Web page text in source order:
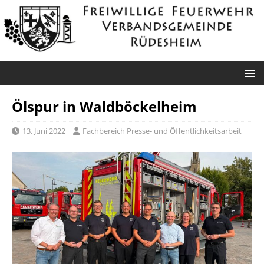
Ölspur in Waldböckelheim
13. Juni 2022 Fachbereich Presse- und Öffentlichkeitsarbeit